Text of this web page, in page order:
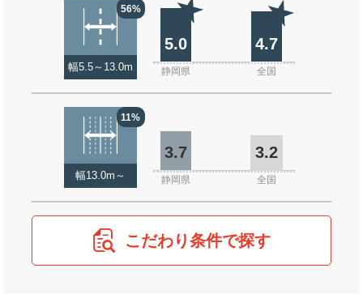
56%
幅5.5～13.0m
5.0 4.7
静岡県 全国
11%
幅13.0m～
3.7 3.2
静岡県 全国
こだわり条件で探す